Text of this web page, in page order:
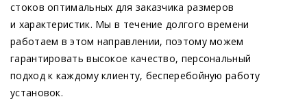
стоков оптимальных для заказчика размеров
и характеристик. Мы в течение долгого времени
работаем в этом направлении, поэтому можем
гарантировать высокое качество, персональный
подход к каждому клиенту, бесперебойную работу
установок.